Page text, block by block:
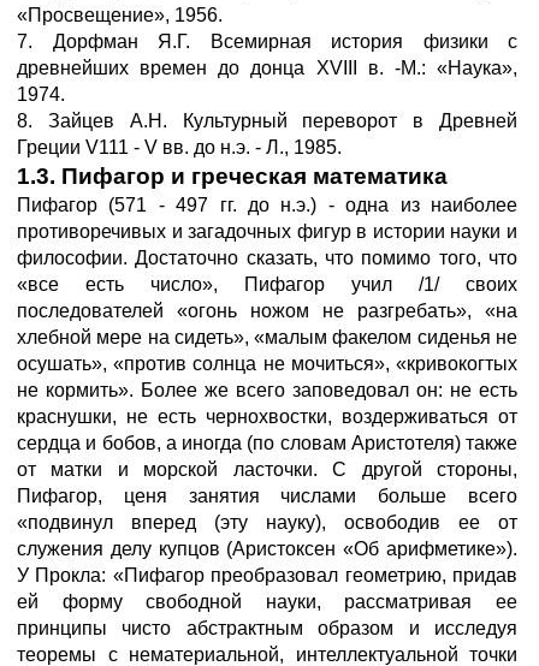
«Просвещение», 1956.
7. Дорфман Я.Г. Всемирная история физики с
древнейших времен до донца ХVIII в. -М.: «Наука»,
1974.
8. Зайцев А.Н. Культурный переворот в Древней
Греции V111 - V вв. до н.э. - Л., 1985.
1.3. Пифагор и греческая математика
Пифагор (571 - 497 гг. до н.э.) - одна из наиболее
противоречивых и загадочных фигур в истории науки и
философии. Достаточно сказать, что помимо того, что
«все есть число», Пифагор учил /1/ своих
последователей «огонь ножом не разгребать», «на
хлебной мере на сидеть», «малым факелом сиденья не
осушать», «против солнца не мочиться», «кривокогтых
не кормить». Более же всего заповедовал он: не есть
краснушки, не есть чернохвостки, воздерживаться от
сердца и бобов, а иногда (по словам Аристотеля) также
от матки и морской ласточки. С другой стороны,
Пифагор, ценя занятия числами больше всего
«подвинул вперед (эту науку), освободив ее от
служения делу купцов (Аристоксен «Об арифметике»).
У Прокла: «Пифагор преобразовал геометрию, придав
ей форму свободной науки, рассматривая ее
принципы чисто абстрактным образом и исследуя
теоремы с нематериальной, интеллектуальной точки